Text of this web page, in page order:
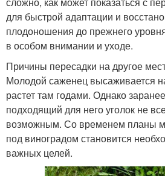
для быстрой адаптации и
плодоношения до прежнего
в особом внимании и уходе.
Причины пересадки на другое
Молодой саженец высаживается
растет там годами. Однако
подходящий для него уголок не
возможным. Со временем планы
под виноградом становится
важных целей.